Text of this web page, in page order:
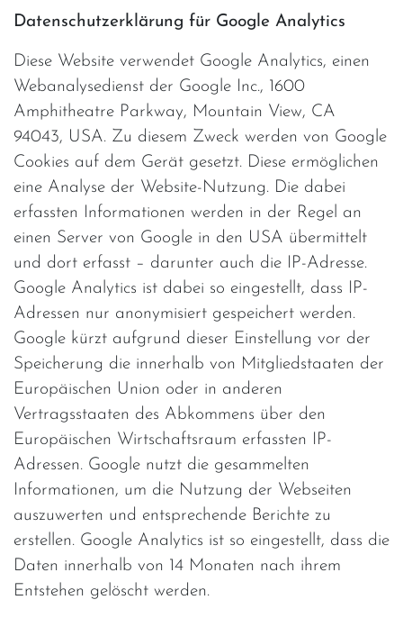
Datenschutzerklärung für Google Analytics
Diese Website verwendet Google Analytics, einen
Webanalysedienst der Google Inc., 1600
Amphitheatre Parkway, Mountain View, CA
94043, USA. Zu diesem Zweck werden von Google
Cookies auf dem Gerät gesetzt. Diese ermöglichen
eine Analyse der Website-Nutzung. Die dabei
erfassten Informationen werden in der Regel an
einen Server von Google in den USA übermittelt
und dort erfasst – darunter auch die IP-Adresse.
Google Analytics ist dabei so eingestellt, dass IP-
Adressen nur anonymisiert gespeichert werden.
Google kürzt aufgrund dieser Einstellung vor der
Speicherung die innerhalb von Mitgliedstaaten der
Europäischen Union oder in anderen
Vertragsstaaten des Abkommens über den
Europäischen Wirtschaftsraum erfassten IP-
Adressen. Google nutzt die gesammelten
Informationen, um die Nutzung der Webseiten
auszuwerten und entsprechende Berichte zu
erstellen. Google Analytics ist so eingestellt, dass die
Daten innerhalb von 14 Monaten nach ihrem
Entstehen gelöscht werden.